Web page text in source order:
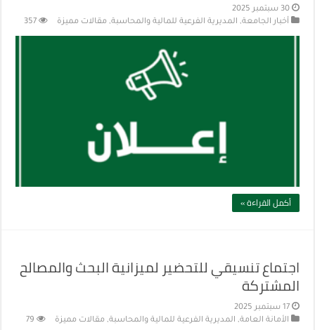
30 سبتمبر 2025
أخبار الجامعة, المديرية الفرعية للمالية والمحاسبة, مقالات مميزة 357
أكمل القراءة »
اجتماع تنسيقي للتحضير لميزانية البحث والمصالح
المشتركة
17 سبتمبر 2025
الأمانة العامة, المديرية الفرعية للمالية والمحاسبة, مقالات مميزة 79